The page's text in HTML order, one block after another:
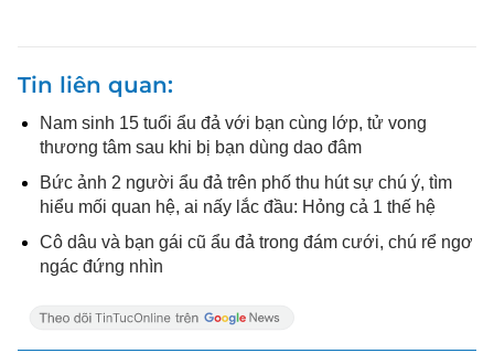
Tin liên quan
Nam sinh 15 tuổi ẩu đả với bạn cùng lớp, tử vong
thương tâm sau khi bị bạn dùng dao đâm
Bức ảnh 2 người ẩu đả trên phố thu hút sự chú ý, tìm
hiểu mối quan hệ, ai nấy lắc đầu: Hỏng cả 1 thế hệ
Cô dâu và bạn gái cũ ẩu đả trong đám cưới, chú rể ngơ
ngác đứng nhìn